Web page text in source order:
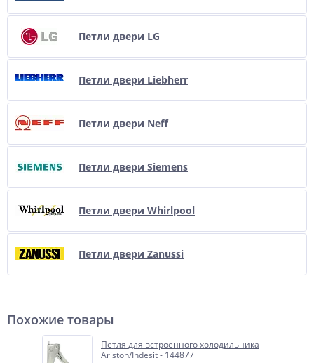
Петли двери LG
Петли двери Liebherr
Петли двери Neff
Петли двери Siemens
Петли двери Whirlpool
Петли двери Zanussi
Похожие товары
Петля для встроенного холодильника
Ariston/Indesit - 144877